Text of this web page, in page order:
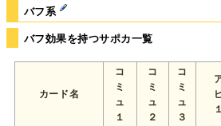
バフ系
バフ効果を持つサポカ一覧
カード名
コ
ミ
ュ
１
コ
ミ
ュ
２
コ
ミ
ュ
３
１